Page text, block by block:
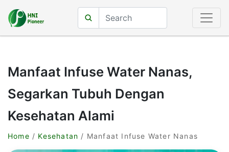
Manfaat Infuse Water Nanas,
Segarkan Tubuh Dengan
Kesehatan Alami
Home / Kesehatan / Manfaat Infuse Water Nanas